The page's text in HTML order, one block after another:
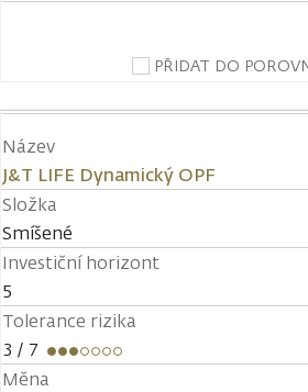
PŘIDAT DO
Název
J&T LIFE Dynamický OPF
Složka
Smíšené
Investiční horizont
5
Tolerance rizika
3 / 7
Měna